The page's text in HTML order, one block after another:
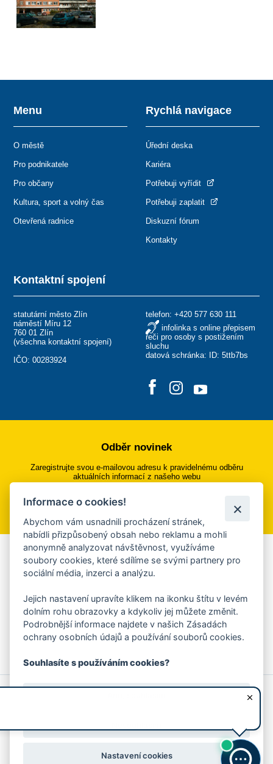
Kontaktní spojení
statutární město Zlín
náměstí Míru 12
760 01 Zlín
(všechna kontaktní spojení)
IČO: 00283924
telefon: +420 577 630 111
infolinka s online přepisem
řeči pro osoby s postižením
sluchu
datová schránka: ID: 5ttb7bs
Menu
O městě
Pro podnikatele
Pro občany
Kultura, sport a volný čas
Otevřená radnice
Rychlá navigace
Úřední deska
Kariéra
Potřebuji vyřídit
Potřebuji zaplatit
Diskuzní fórum
Kontakty
Odběr novinek
Zaregistrujte svou e-mailovou adresu k pravidelnému odběru
aktuálních informací z našeho webu
Přihlásit se k odběru
Aplikace Mobilní rozhlas
Chcete dostávat do svého mobilu či mailu upozornění na
ankety, pozvánky na kulturní a sportovní akce?
Více informací o aplikaci
© 2026 Magistrát města Zlína
Prohlášení o používání cookies
Informace o cookies!
Abychom vám usnadnili procházení stránek,
nabídli přizpůsobený obsah nebo reklamu a mohli
anonymně analyzovat návštěvnost, využíváme
soubory cookies, které sdílíme se svými partnery pro
sociální média, inzerci a analýzu.
Jejich nastavení upravíte klikem na ikonku štítu v levém
dolním rohu obrazovky a kdykoliv jej můžete změnit.
Podrobnější informace najdete v našich Zásadách
ochrany osobních údajů a používání souborů cookies.
Souhlasíte s používáním cookies?
Nastavení cookies